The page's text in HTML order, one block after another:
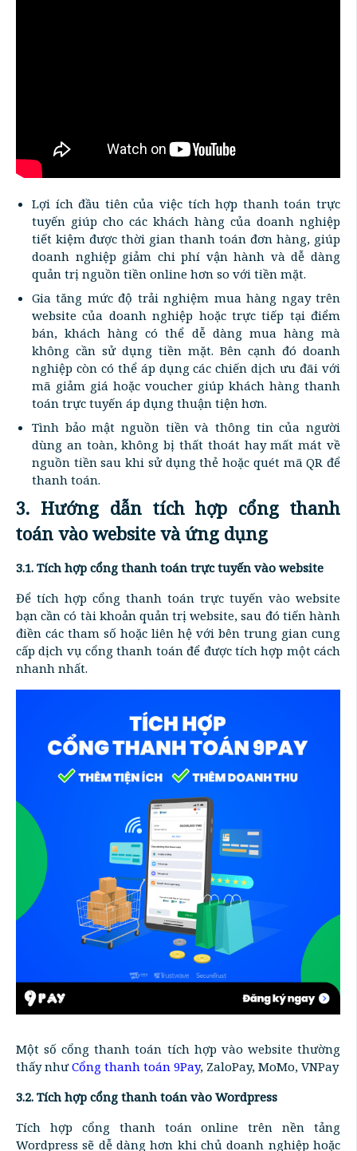
Lợi ích đầu tiên của việc tích hợp thanh toán trực
tuyến giúp cho các khách hàng của doanh nghiệp
tiết kiệm được thời gian thanh toán đơn hàng, giúp
doanh nghiệp giảm chi phí vận hành và dễ dàng
quản trị nguồn tiền online hơn so với tiền mặt.
Gia tăng mức độ trải nghiệm mua hàng ngay trên
website của doanh nghiệp hoặc trực tiếp tại điểm
bán, khách hàng có thể dễ dàng mua hàng mà
không cần sử dụng tiền mặt. Bên cạnh đó doanh
nghiệp còn có thể áp dụng các chiến dịch ưu đãi với
mã giảm giá hoặc voucher giúp khách hàng thanh
toán trực tuyến áp dụng thuận tiện hơn.
Tình bảo mật nguồn tiền và thông tin của người
dùng an toàn, không bị thất thoát hay mất mát về
nguồn tiền sau khi sử dụng thẻ hoặc quét mã QR để
thanh toán.
3. Hướng dẫn tích hợp cổng thanh
toán vào website và ứng dụng
3.1. Tích hợp cổng thanh toán trực tuyến vào website
Để tích hợp cổng thanh toán trực tuyến vào website
bạn cần có tài khoản quản trị website, sau đó tiến hành
điền các tham số hoặc liên hệ với bên trung gian cung
cấp dịch vụ cổng thanh toán để được tích hợp một cách
nhanh nhất.
Một số cổng thanh toán tích hợp vào website thường
thấy nhưCổng thanh toán 9Pay, ZaloPay, MoMo, VNPay
3.2. Tích hợp cổng thanh toán vào Wordpress
Tích hợp cổng thanh toán online trên nền tảng
Wordpress sẽ dễ dàng hơn khi chủ doanh nghiệp hoặc